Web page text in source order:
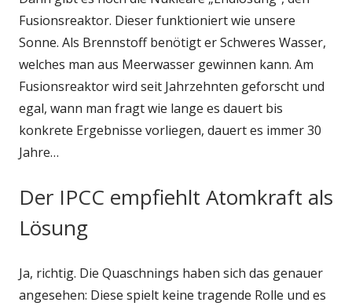
Fusionsreaktor. Dieser funktioniert wie unsere
Sonne. Als Brennstoff benötigt er Schweres Wasser,
welches man aus Meerwasser gewinnen kann. Am
Fusionsreaktor wird seit Jahrzehnten geforscht und
egal, wann man fragt wie lange es dauert bis
konkrete Ergebnisse vorliegen, dauert es immer 30
Jahre…
Der IPCC empfiehlt Atomkraft als
Lösung
Ja, richtig. Die Quaschnings haben sich das genauer
angesehen: Diese spielt keine tragende Rolle und es